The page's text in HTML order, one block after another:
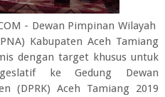
- Dewan Pimpinan Wilayah
Kabupaten Aceh Tamiang
dengan target khusus untuk
ke Gedung Dewan
(DPRK) Aceh Tamiang 2019